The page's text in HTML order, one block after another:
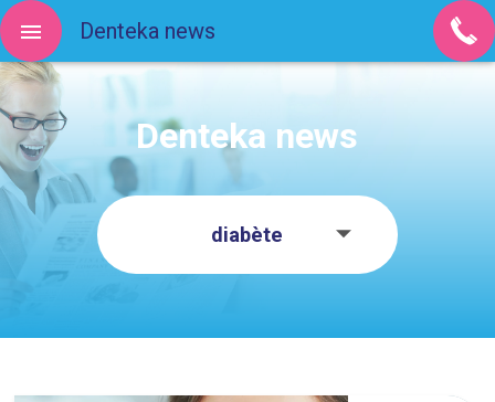
Denteka news
diabète
Denteka news